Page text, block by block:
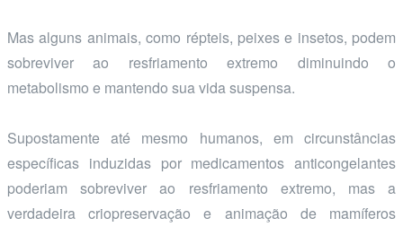
Mas alguns animais, como répteis, peixes e insetos, podem
sobreviver ao resfriamento extremo diminuindo o
metabolismo e mantendo sua vida suspensa.
Supostamente até mesmo humanos, em circunstâncias
específicas induzidas por medicamentos anticongelantes
poderiam sobreviver ao resfriamento extremo, mas a
verdadeira criopreservação e animação de mamíferos